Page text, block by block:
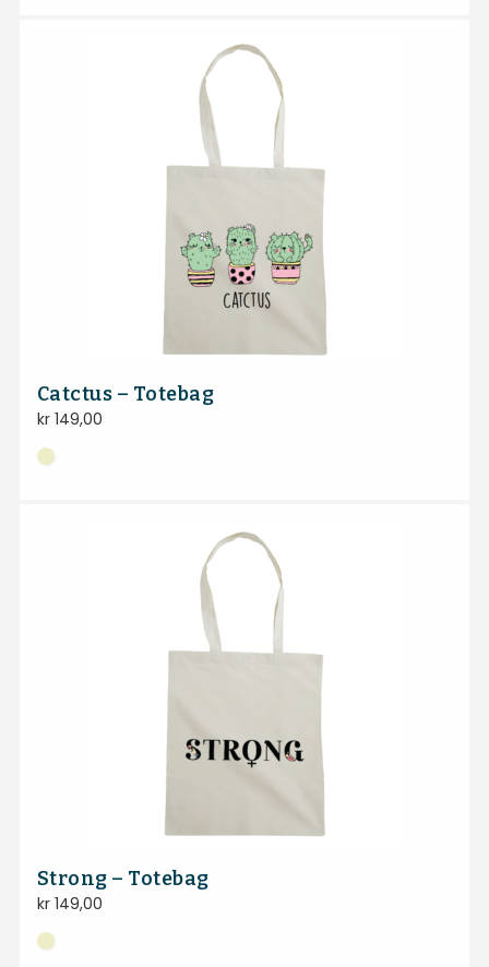
Catctus – Totebag
kr149,00
Strong – Totebag
kr149,00